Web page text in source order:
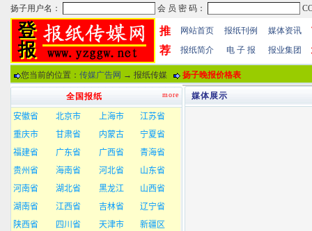
推
荐
网站首页 报纸刊例 媒体资讯
报纸简介 电 子 报 报业集团
您当前的位置： 传媒广告网 → 报纸传媒 扬子晚报价格表
媒体展示
more
全国报纸